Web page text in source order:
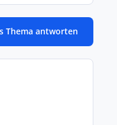
Thema antworten